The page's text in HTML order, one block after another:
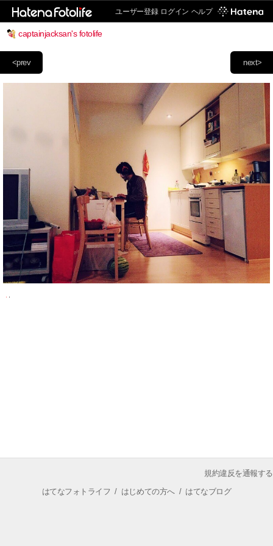
ユーザー登録 ログイン ヘルプ
captainjacksan's fotolife
next>
<prev
規約違反を通報する
はてなフォトライフ / はじめての方へ/ はてなブログ